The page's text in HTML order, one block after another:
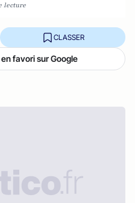
lecture
CLASSER
favori sur Google